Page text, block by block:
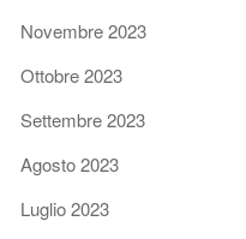
Novembre 2023
Ottobre 2023
Settembre 2023
Agosto 2023
Luglio 2023